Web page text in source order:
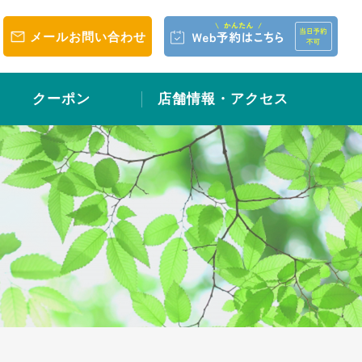
メールお問い合わせ
クーポン 店舗情報・アクセス